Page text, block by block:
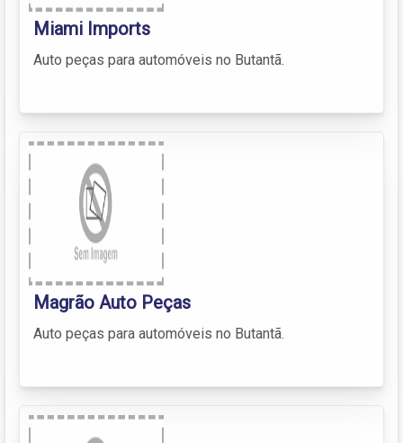
Miami Imports
Auto peças para automóveis no Butantã.
Magrão Auto Peças
Auto peças para automóveis no Butantã.